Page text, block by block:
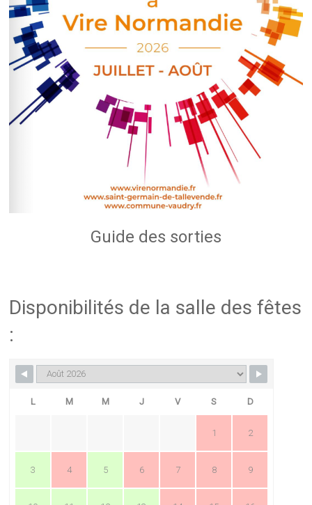
Guide des sorties
Disponibilités de la salle des fêtes
:
L M M J V S D
1 2
3 4 5 6 7 8 9